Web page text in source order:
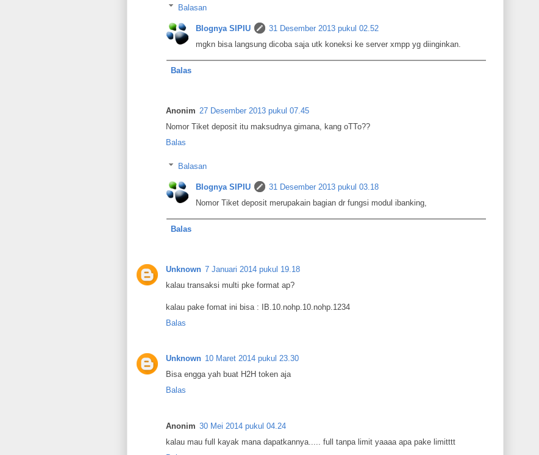
Balasan
Blognya SIPIU
31 Desember 2013 pukul 02.52
mgkn bisa langsung dicoba saja utk koneksi ke server xmpp yg diinginkan.
Balas
Anonim 27 Desember 2013 pukul 07.45
Nomor Tiket deposit itu maksudnya gimana, kang oTTo??
Balas
Balasan
Blognya SIPIU
31 Desember 2013 pukul 03.18
Nomor Tiket deposit merupakain bagian dr fungsi modul ibanking,
Balas
Unknown 7 Januari 2014 pukul 19.18
kalau transaksi multi pke format ap?
kalau pake fomat ini bisa : IB.10.nohp.10.nohp.1234
Balas
Unknown 10 Maret 2014 pukul 23.30
Bisa engga yah buat H2H token aja
Balas
Anonim 30 Mei 2014 pukul 04.24
kalau mau full kayak mana dapatkannya..... full tanpa limit yaaaa apa pake limitttt